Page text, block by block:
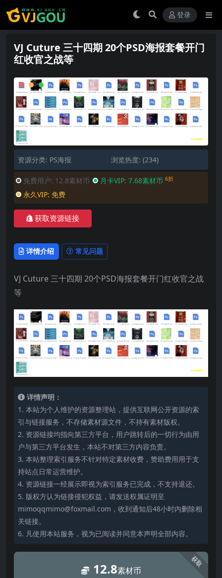
登录
VJ Cuture 三十四期 20个PSD海报套餐开门
红收官之战等
资源分类: PS海报 浏览热度: (234)
免费用户: 12.8素材币 月卡VIP: 7.68素材币 6折
永久VIP: 免费
获取资源链接
详情介绍 常见问题
VJ Cuture 三十四期 20个PSD海报套餐开门红收官之战
等
详情声明：
1. 本站为个人维护的资源整理站，提供互联网公开资源的索
引与链接服务，不存储素材源文件，不持有素材版权。
2. 资源链接均指向第三方平台，用户跳转后的一切行为由用
户与第三方平台发生，本站不对第三方内容负责。
3. 本站整理索引服务不针对特定素材收费，赞助费用用于支
持站点日常运营维护。
4. 资源链接一经展示即视为索引服务已完成，不支持退还。
5. 版权方认为链接侵犯权益，请发送权属证明至
mimoqqmimo@foxmail.com，收到通知后48小时内删除相
关链接。
6. 凡使用本站服务，视为已阅读并同意本声明全部内容。
获取
12.8素材币